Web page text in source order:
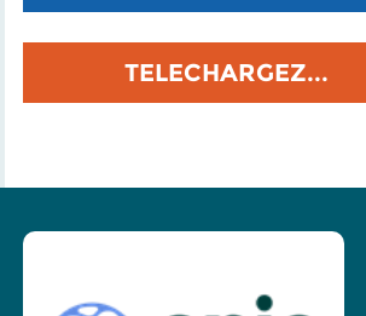
TELECHARGEZ...